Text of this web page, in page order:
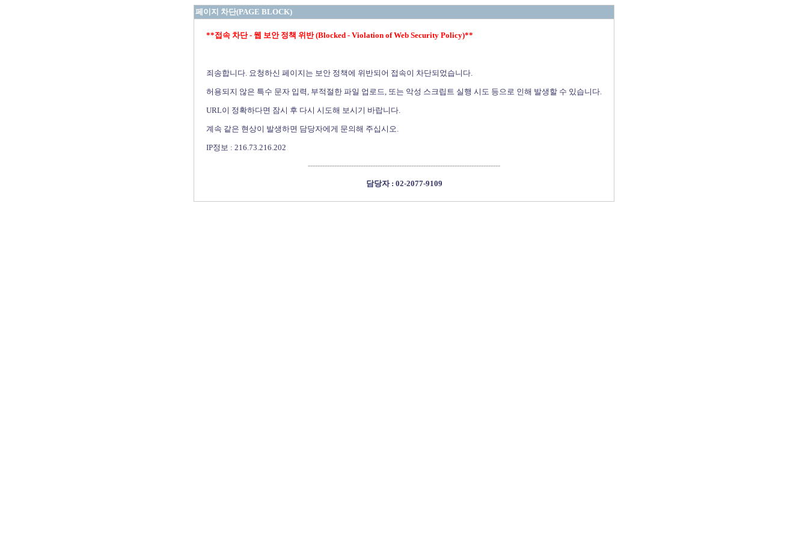
페이지 차단(PAGE BLOCK)
**접속 차단 - 웹 보안 정책 위반 (Blocked - Violation of Web Security Policy)**
죄송합니다. 요청하신 페이지는 보안 정책에 위반되어 접속이 차단되었습니다.
허용되지 않은 특수 문자 입력, 부적절한 파일 업로드, 또는 악성 스크립트 실행 시도 등으로 인해 발생할 수 있습니다.
URL이 정확하다면 잠시 후 다시 시도해 보시기 바랍니다.
계속 같은 현상이 발생하면 담당자에게 문의해 주십시오.
IP정보 : 216.73.216.202
--------------------------------------------------------------------------------
담당자 : 02-2077-9109